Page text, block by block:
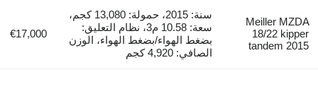
Meiller MZDA
18/22 kipper
tandem 2015
سنة: 2015، حمولة: 13,080 كجم،
سعة: 10.58 م3، نظام التعليق:
بضغط الهواء/بضغط الهواء، الوزن
الصافي: 4,920 كجم
€17,000